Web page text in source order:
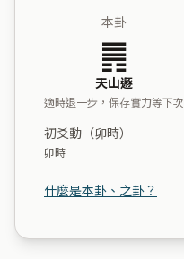
本卦
䷠
天山遯
適時退一步，保存實力等下次
初爻動（卯時）
卯時
什麼是本卦、之卦？